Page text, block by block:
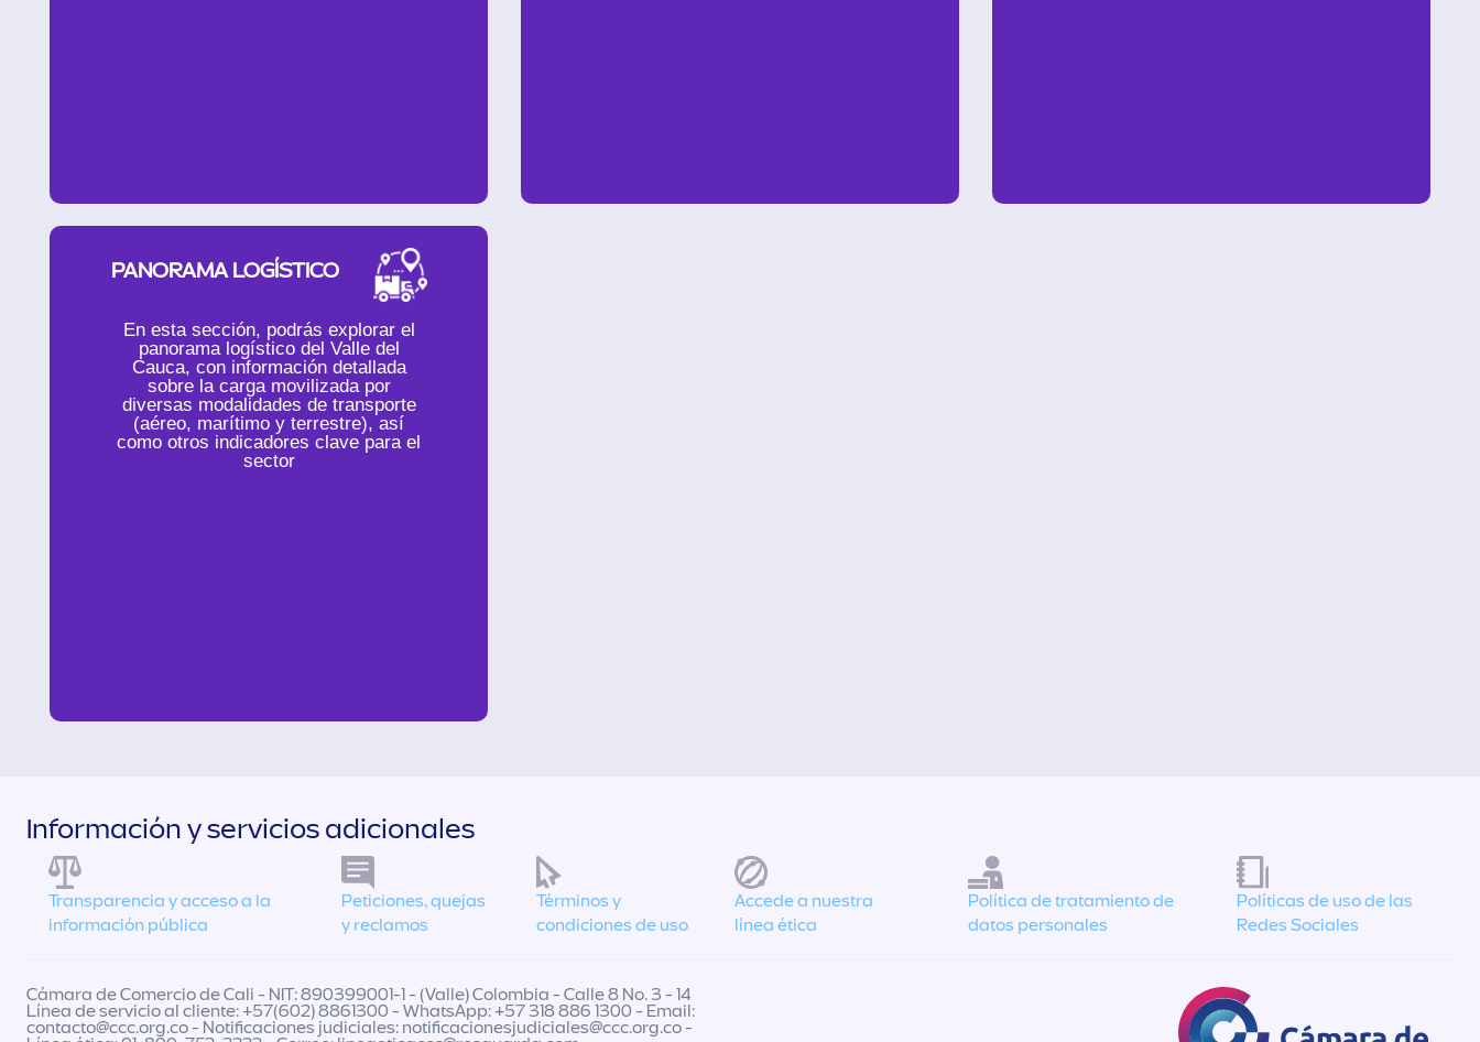
PANORAMA LOGÍSTICO
En esta sección, podrás explorar el
panorama logístico del Valle del
Cauca, con información detallada
sobre la carga movilizada por
diversas modalidades de transporte
(aéreo, marítimo y terrestre), así
como otros indicadores clave para el
sector
Información y servicios adicionales
Transparencia y acceso a la
información pública
Peticiones, quejas
y reclamos
Términos y
condiciones de uso
Accede a nuestra
línea ética
Política de tratamiento de
datos personales
Políticas de uso de las
Redes Sociales
Cámara de Comercio de Cali - NIT: 890399001-1 - (Valle) Colombia - Calle 8 No. 3 - 14
Línea de servicio al cliente: +57(602) 8861300 - WhatsApp: +57 318 886 1300 - Email:
contacto@ccc.org.co- Notificaciones judiciales: notificacionesjudiciales@ccc.org.co-